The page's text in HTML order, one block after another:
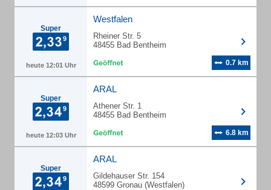
Super
heute 12:01 Uhr
Westfalen
Rheiner Str. 5
48455 Bad Bentheim
0.7 km
Super
heute 12:03 Uhr
ARAL
Athener Str. 1
48455 Bad Bentheim
6.8 km
Super
ARAL
Gildehauser Str. 154
48599 Gronau (Westfalen)